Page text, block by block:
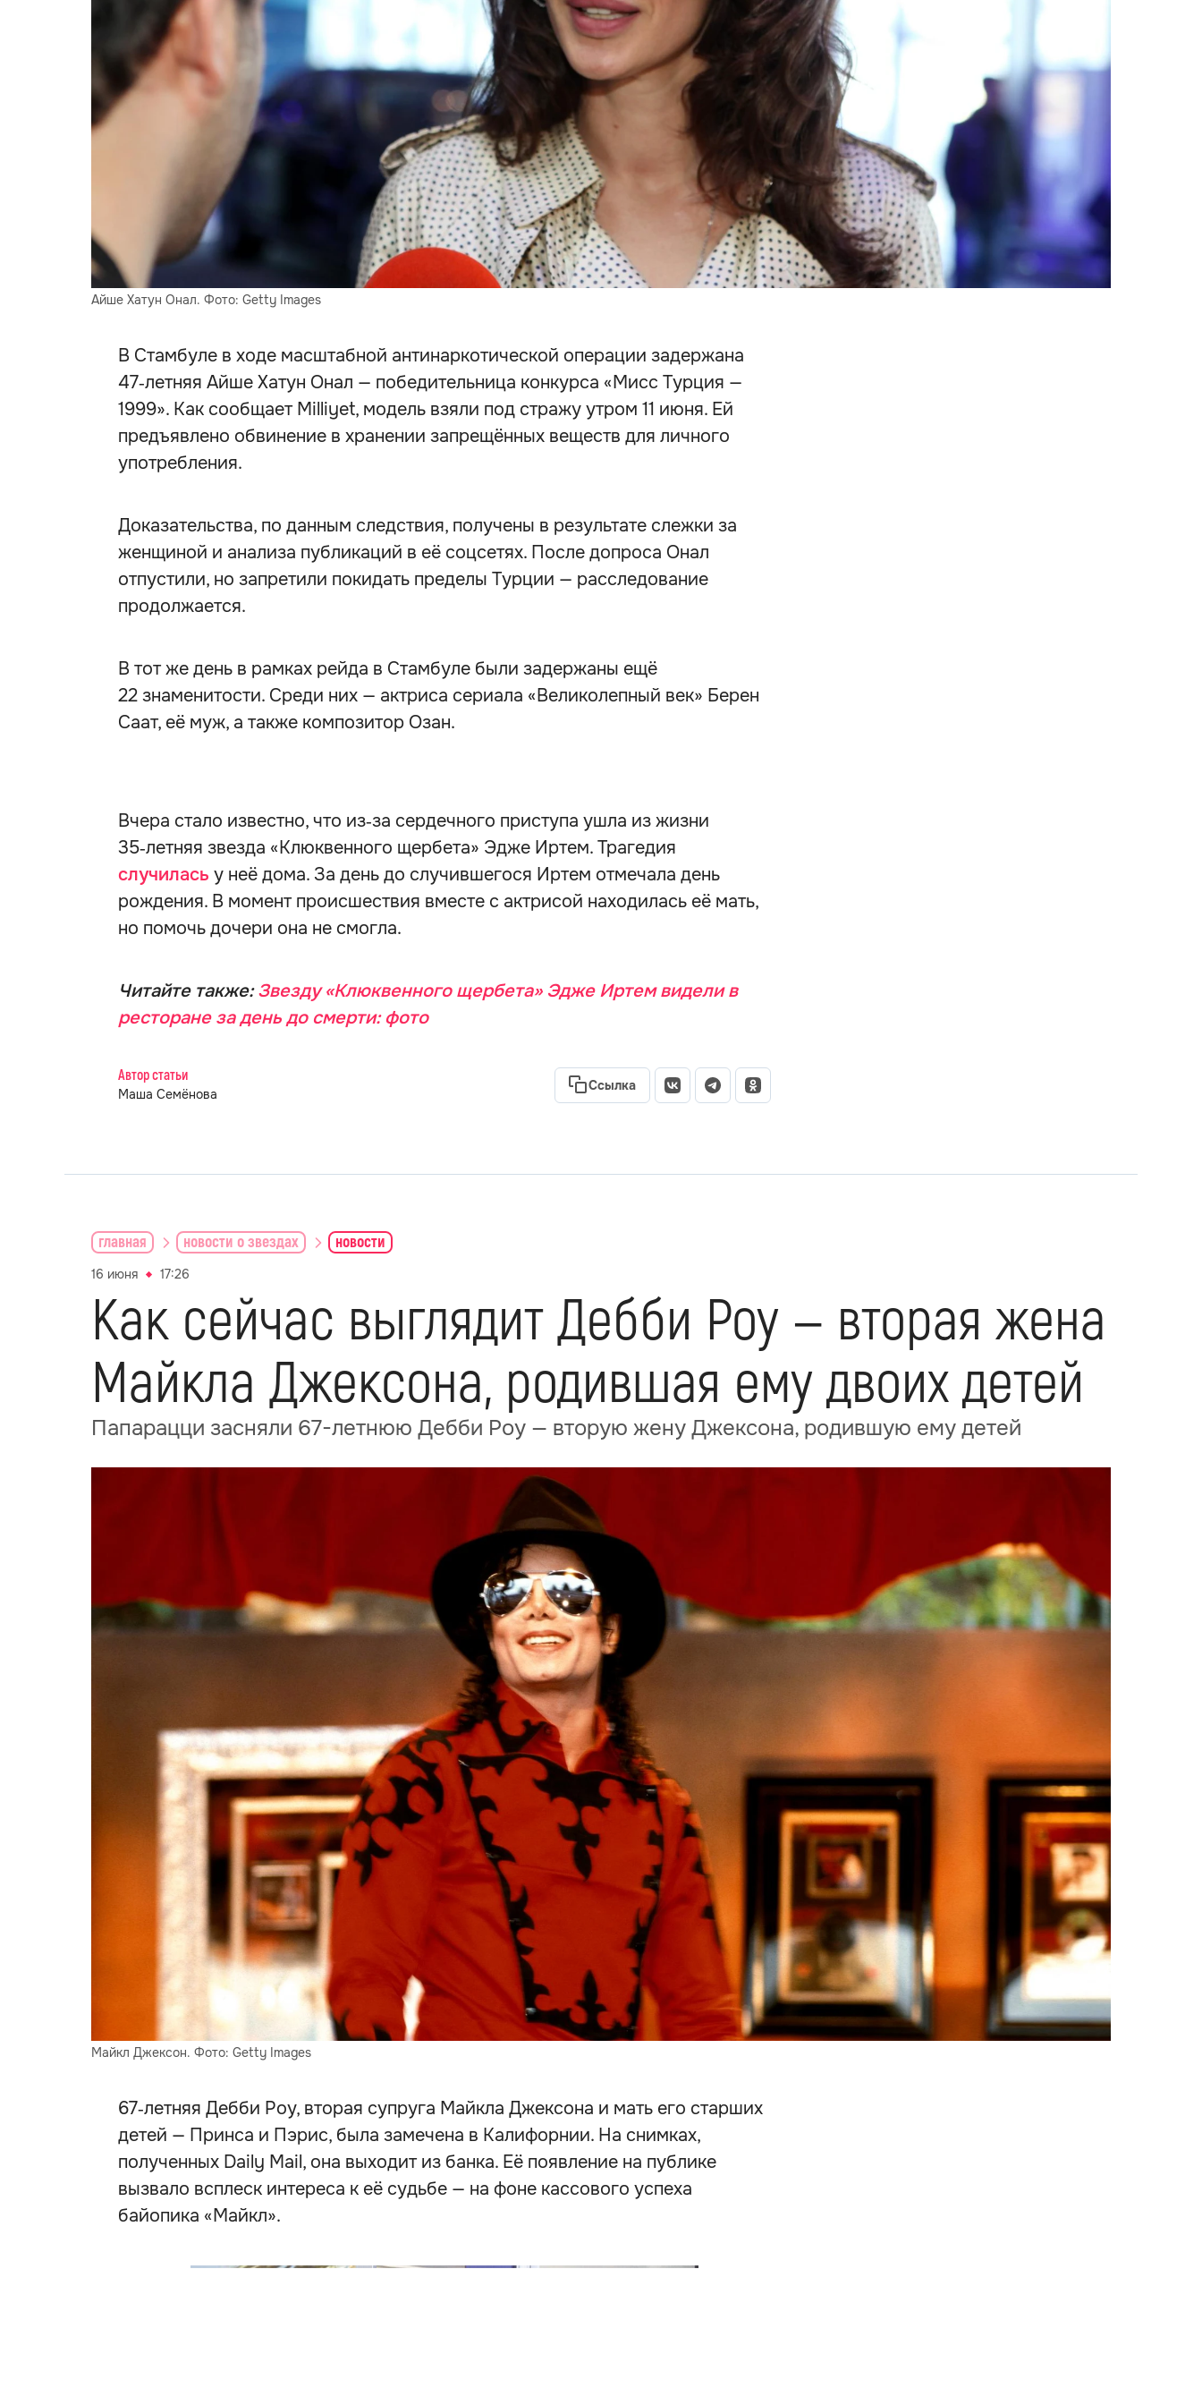
Айше Хатун Онал. Фото: Getty Images
В Стамбуле в ходе масштабной антинаркотической операции задержана
47‑летняя Айше Хатун Онал — победительница конкурса «Мисс Турция —
1999». Как сообщает Milliyet, модель взяли под стражу утром 11 июня. Ей
предъявлено обвинение в хранении запрещённых веществ для личного
употребления.
Доказательства, по данным следствия, получены в результате слежки за
женщиной и анализа публикаций в её соцсетях. После допроса Онал
отпустили, но запретили покидать пределы Турции — расследование
продолжается.
В тот же день в рамках рейда в Стамбуле были задержаны ещё
22 знаменитости. Среди них — актриса сериала «Великолепный век» Берен
Саат, её муж, а также композитор Озан.
Вчера стало известно, что из‑за сердечного приступа ушла из жизни
35‑летняя звезда «Клюквенного щербета» Эдже Иртем. Трагедия
случилась у неё дома. За день до случившегося Иртем отмечала день
рождения. В момент происшествия вместе с актрисой находилась её мать,
но помочь дочери она не смогла.
Читайте также:Звезду «Клюквенного щербета» Эдже Иртем видели в
ресторане за день до смерти: фото
Автор статьи
Маша Семёнова
Ссылка
главная новости о звездах новости
16 июня 17:26
Как сейчас выглядит Дебби Роу — вторая жена
Майкла Джексона, родившая ему двоих детей
Папарацци засняли 67-летнюю Дебби Роу — вторую жену Джексона, родившую ему детей
Майкл Джексон. Фото: Getty Images
67‑летняя Дебби Роу, вторая супруга Майкла Джексона и мать его старших
детей — Принса и Пэрис, была замечена в Калифорнии. На снимках,
полученных Daily Mail, она выходит из банка. Её появление на публике
вызвало всплеск интереса к её судьбе — на фоне кассового успеха
байопика «Майкл».